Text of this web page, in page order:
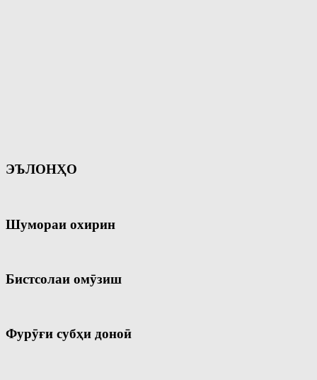
ЭЪЛОНҲО
Шумораи охирин
Бистсолаи омӯзиш
Фурӯғи субҳи доноӣ